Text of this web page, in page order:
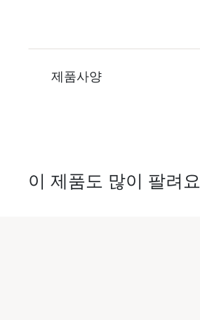
제품사양
이 제품도 많이 팔려요